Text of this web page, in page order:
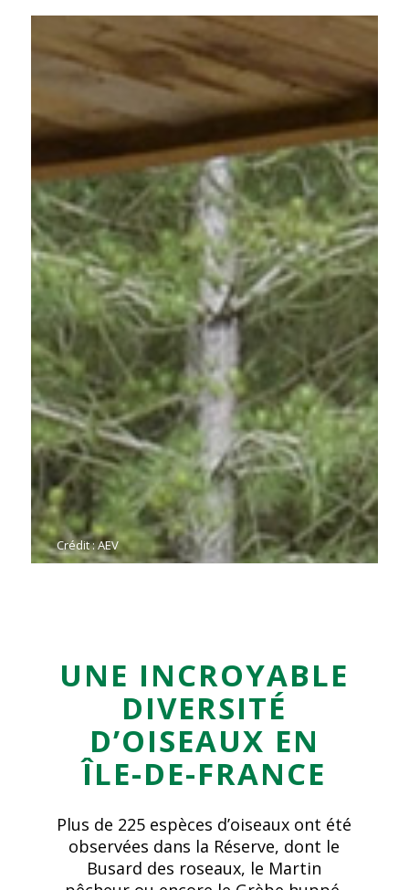
Crédit : AEV
UNE INCROYABLE
DIVERSITÉ
D’OISEAUX EN
ÎLE-DE-FRANCE
Plus de 225 espèces d’oiseaux ont été
observées dans la Réserve, dont le
Busard des roseaux, le Martin